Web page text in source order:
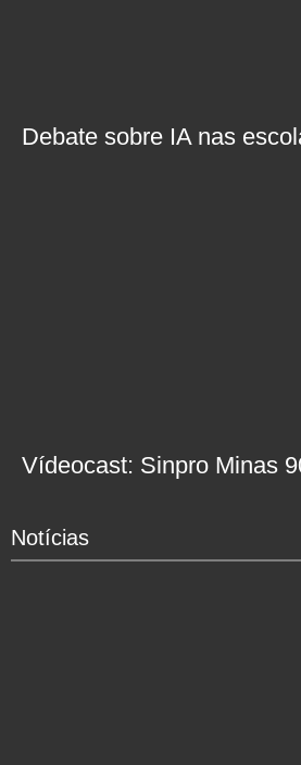
Debate sobre IA nas
Vídeocast: Sinpro Minas
Notícias